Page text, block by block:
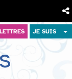
JE SUIS